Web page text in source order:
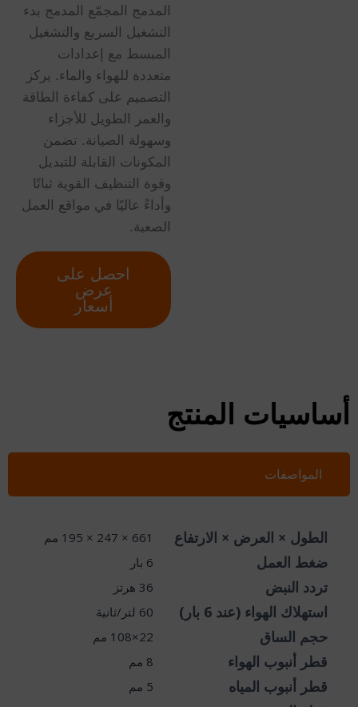
المدمج المجمّع المدمج بدء
التشغيل السريع والتشغيل
المبسط مع إعدادات
متعددة للهواء والماء. يركز
التصميم على كفاءة الطاقة
والعمر الطويل للأجزاء
وسهولة الصيانة. تضمن
المكونات القابلة للتبديل
وقوة التنظيف القوية ثباتًا
وأداءً عاليًا في مواقع العمل
الصعبة.
احصل على
عرض
أسعار
أساسيات المنتج
المواصفات
الطول × العرض × الارتفاع 661 × 247 × 195 مم
ضغط العمل 6 بار
تردد النبض 36 هرتز
استهلاك الهواء (عند 6 بار) 60 لتر/ثانية
حجم الساق 22×108 مم
قطر أنبوب الهواء 8 مم
قطر أنبوب المياه 5 مم